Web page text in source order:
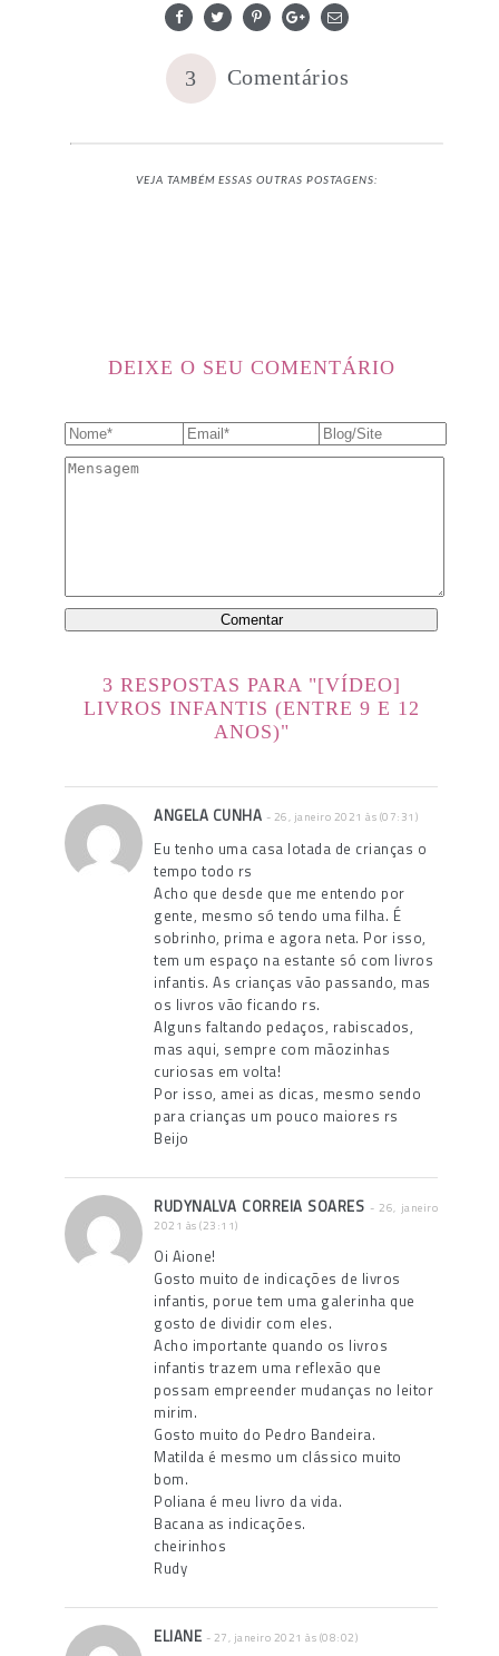
3 Comentários
VEJA TAMBÉM ESSAS OUTRAS POSTAGENS:
DEIXE O SEU COMENTÁRIO
3 RESPOSTAS PARA "[VÍDEO]
LIVROS INFANTIS (ENTRE 9 E 12
ANOS)"
ANGELA CUNHA - 26, janeiro 2021 às (07:31)
Eu tenho uma casa lotada de crianças o
tempo todo rs
Acho que desde que me entendo por
gente, mesmo só tendo uma filha. É
sobrinho, prima e agora neta. Por isso,
tem um espaço na estante só com livros
infantis. As crianças vão passando, mas
os livros vão ficando rs.
Alguns faltando pedaços, rabiscados,
mas aqui, sempre com mãozinhas
curiosas em volta!
Por isso, amei as dicas, mesmo sendo
para crianças um pouco maiores rs
Beijo
RUDYNALVA CORREIA SOARES - 26, janeiro
2021 às (23:11)
Oi Aione!
Gosto muito de indicações de livros
infantis, porue tem uma galerinha que
gosto de dividir com eles.
Acho importante quando os livros
infantis trazem uma reflexão que
possam empreender mudanças no leitor
mirim.
Gosto muito do Pedro Bandeira.
Matilda é mesmo um clássico muito
bom.
Poliana é meu livro da vida.
Bacana as indicações.
cheirinhos
Rudy
ELIANE - 27, janeiro 2021 às (08:02)